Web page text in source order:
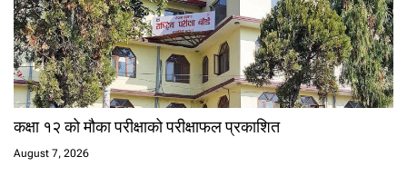
कक्षा १२ को मौका परीक्षाको परीक्षाफल प्रकाशित
August 7, 2026